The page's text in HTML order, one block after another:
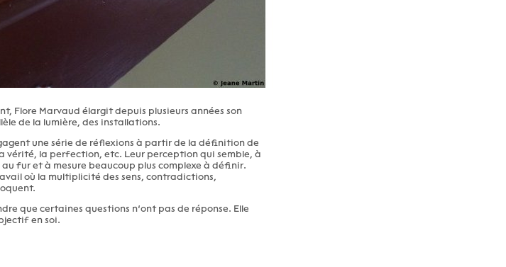
Flore Marvaud élargit depuis plusieurs années son
de la lumière, des installations.
une série de réflexions à partir de la définition de
vérité, la perfection, etc. Leur perception qui semble, à
fur et à mesure beaucoup plus complexe à définir.
où la multiplicité des sens, contradictions,
que certaines questions n’ont pas de réponse. Elle
en soi.